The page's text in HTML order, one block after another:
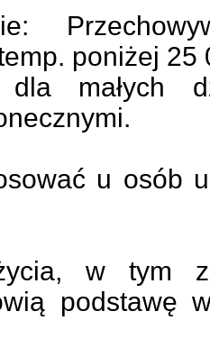
poniżej 25
dla małych
u osób
w tym
podstawę